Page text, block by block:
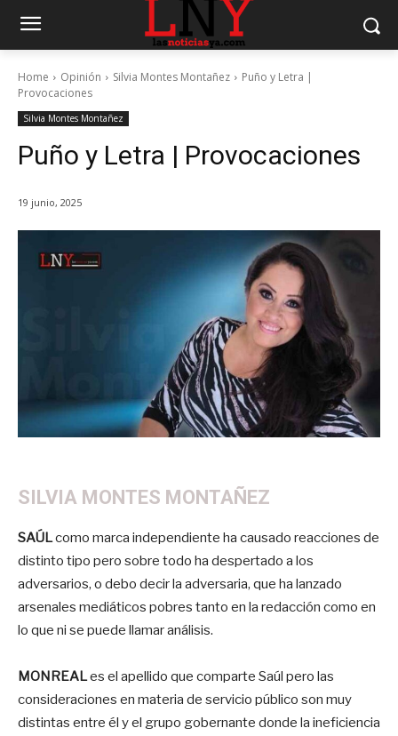
Home Opinión Silvia Montes Montañez
Puño y Letra |
Provocaciones
Silvia Montes Montañez
Puño y Letra | Provocaciones
19 junio, 2025
SILVIA MONTES MONTAÑEZ
SAÚLcomo marca independiente ha causado reacciones de
distinto tipo pero sobre todo ha despertado a los
adversarios, o debo decir la adversaria, que ha lanzado
arsenales mediáticos pobres tanto en la redacción como en
lo que ni se puede llamar análisis.
MONREALes el apellido que comparte Saúl pero las
consideraciones en materia de servicio público son muy
distintas entre él y el grupo gobernante donde la ineficiencia